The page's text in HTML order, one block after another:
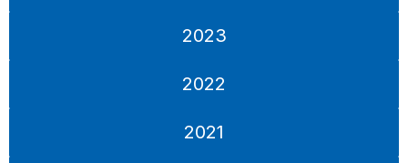
2023
2022
2021